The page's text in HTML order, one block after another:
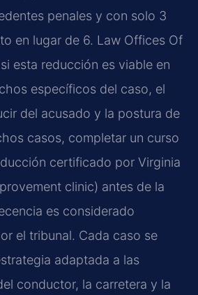
penales y con solo 3
en lugar de 6. Law Offices Of
si esta reducción es viable en
específicos del caso, el
del acusado y la postura de
casos, completar un curso
certificado por Virginia
clinic) antes de la
es considerado
el tribunal. Cada caso se
adaptada a las
conductor, la carretera y la